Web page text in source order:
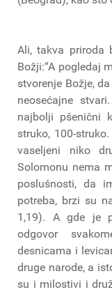
Ali, takva priroda
Božji:“A pogledaj
stvorenje Božje,
neosećajne
najbolji pšenični
struko, 100-
vaseljeni niko
Solomonu nema
poslušnosti, da
potreba, brzi su
1,19). A gde je
odgovor
desnicama i
druge narode, a
su i milostivi i